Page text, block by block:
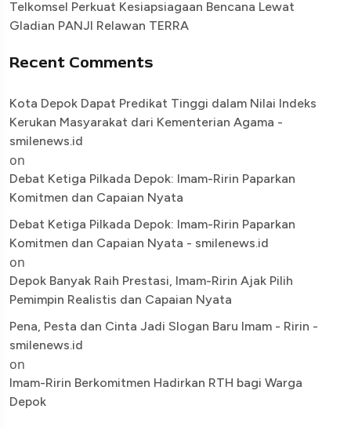
Telkomsel Perkuat Kesiapsiagaan Bencana Lewat
Gladian PANJI Relawan TERRA
Recent Comments
Kota Depok Dapat Predikat Tinggi dalam Nilai Indeks
Kerukan Masyarakat dari Kementerian Agama -
smilenews.id
on
Debat Ketiga Pilkada Depok: Imam-Ririn Paparkan
Komitmen dan Capaian Nyata
Debat Ketiga Pilkada Depok: Imam-Ririn Paparkan
Komitmen dan Capaian Nyata - smilenews.id
on
Depok Banyak Raih Prestasi, Imam-Ririn Ajak Pilih
Pemimpin Realistis dan Capaian Nyata
Pena, Pesta dan Cinta Jadi Slogan Baru Imam - Ririn -
smilenews.id
on
Imam-Ririn Berkomitmen Hadirkan RTH bagi Warga
Depok